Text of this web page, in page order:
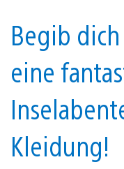
Begib
eine
Kleidung!